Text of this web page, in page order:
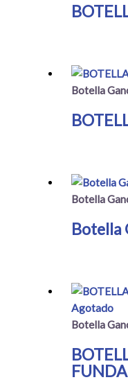
Botella
Botella
Botella
Agotado
Botella
FUNDA